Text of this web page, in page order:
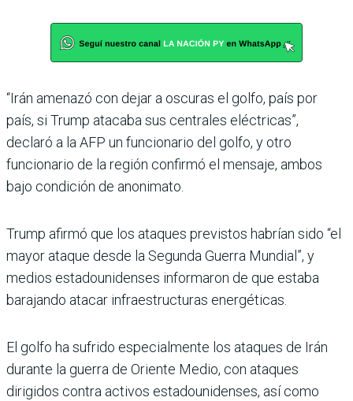
“Irán amenazó con dejar a oscuras el golfo, país por
país, si Trump atacaba sus centrales eléctricas”,
declaró a la AFP un funcionario del golfo, y otro
funcionario de la región confirmó el men­saje, ambos
bajo condición de anonimato.
Trump afirmó que los ata­ques previstos habrían sido “el
mayor ataque desde la Segunda Guerra Mundial”, y
medios estadounidenses informaron de que estaba
barajando atacar infraestruc­turas energéticas.
El golfo ha sufrido especial­mente los ataques de Irán
durante la guerra de Oriente Medio, con ataques
dirigidos contra activos estadouniden­ses, así como